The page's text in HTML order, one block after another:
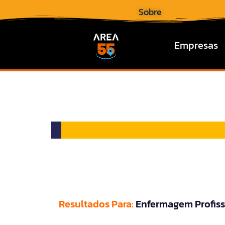
Sobre
Empresas
Resultados Para: Enfermagem